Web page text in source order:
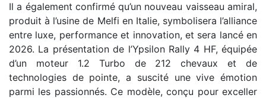
Il a également confirmé qu’un nouveau vaisseau amiral,
produit à l’usine de Melfi en Italie, symbolisera l’alliance
entre luxe, performance et innovation, et sera lancé en
2026. La présentation de l’Ypsilon Rally 4 HF, équipée
d’un moteur 1.2 Turbo de 212 chevaux et de
technologies de pointe, a suscité une vive émotion
parmi les passionnés. Ce modèle, conçu pour exceller